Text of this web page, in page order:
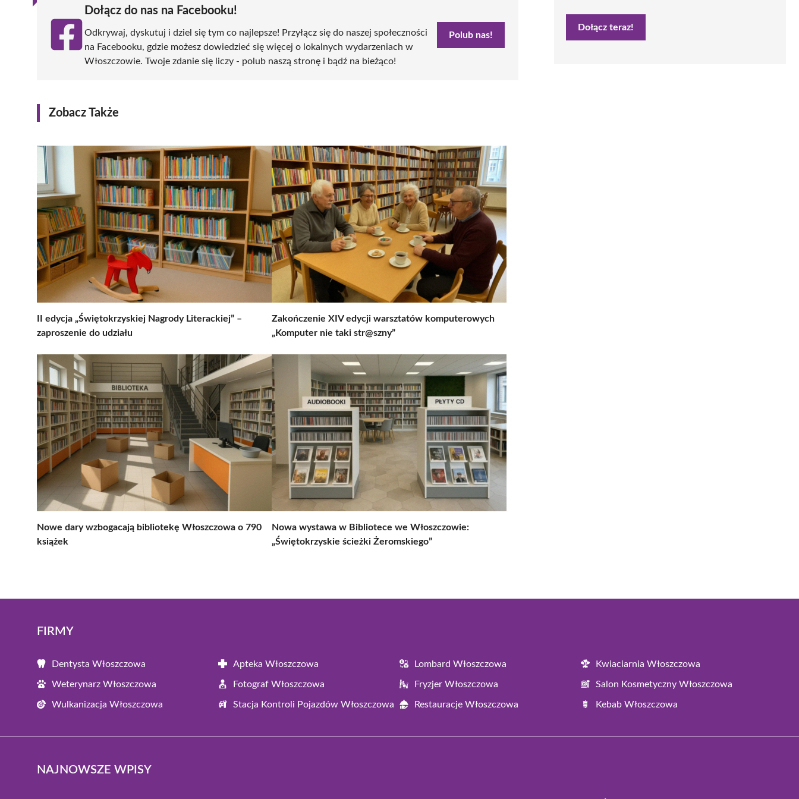
Dołącz do nas na Facebooku!
Odkrywaj, dyskutuj i dziel się tym co najlepsze! Przyłącz się do naszej społeczności
na Facebooku, gdzie możesz dowiedzieć się więcej o lokalnych wydarzeniach w
Włoszczowie. Twoje zdanie się liczy - polub naszą stronę i bądź na bieżąco!
Polub nas!
Zobacz Także
II edycja „Świętokrzyskiej Nagrody Literackiej” –
zaproszenie do udziału
Zakończenie XIV edycji warsztatów komputerowych
„Komputer nie taki str@szny”
Nowe dary wzbogacają bibliotekę Włoszczowa o 790
książek
Nowa wystawa w Bibliotece we Włoszczowie:
„Świętokrzyskie ścieżki Żeromskiego”
Dołącz teraz!
FIRMY
Dentysta Włoszczowa Apteka Włoszczowa Lombard Włoszczowa Kwiaciarnia Włoszczowa
Weterynarz Włoszczowa Fotograf Włoszczowa Fryzjer Włoszczowa Salon Kosmetyczny Włoszczowa
Wulkanizacja Włoszczowa Stacja Kontroli Pojazdów Włoszczowa Restauracje Włoszczowa Kebab Włoszczowa
NAJNOWSZE WPISY